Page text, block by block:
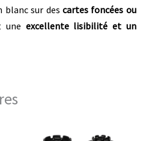
blanc sur descartes foncées ou
une excellente lisibilité et un